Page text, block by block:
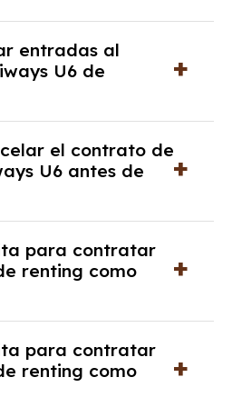
todo riesgo sin franquicia
cuotas mensuales.
entradas al
U6 de
ningún tipo de entrada
lo exija el proveedor
del estudio de viabilidad
el contrato de
U6 antes de
penalizaciones por
Es importante revisar
contrato y hablar con un
para contratar
renting como
una consulta de solvencia
inicial.
para contratar
renting como